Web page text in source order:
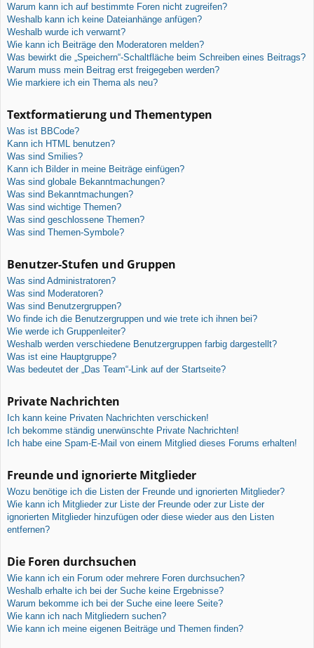
Warum kann ich auf bestimmte Foren nicht zugreifen?
Weshalb kann ich keine Dateianhänge anfügen?
Weshalb wurde ich verwarnt?
Wie kann ich Beiträge den Moderatoren melden?
Was bewirkt die „Speichern“-Schaltfläche beim Schreiben eines Beitrags?
Warum muss mein Beitrag erst freigegeben werden?
Wie markiere ich ein Thema als neu?
Textformatierung und Thementypen
Was ist BBCode?
Kann ich HTML benutzen?
Was sind Smilies?
Kann ich Bilder in meine Beiträge einfügen?
Was sind globale Bekanntmachungen?
Was sind Bekanntmachungen?
Was sind wichtige Themen?
Was sind geschlossene Themen?
Was sind Themen-Symbole?
Benutzer-Stufen und Gruppen
Was sind Administratoren?
Was sind Moderatoren?
Was sind Benutzergruppen?
Wo finde ich die Benutzergruppen und wie trete ich ihnen bei?
Wie werde ich Gruppenleiter?
Weshalb werden verschiedene Benutzergruppen farbig dargestellt?
Was ist eine Hauptgruppe?
Was bedeutet der „Das Team“-Link auf der Startseite?
Private Nachrichten
Ich kann keine Privaten Nachrichten verschicken!
Ich bekomme ständig unerwünschte Private Nachrichten!
Ich habe eine Spam-E-Mail von einem Mitglied dieses Forums erhalten!
Freunde und ignorierte Mitglieder
Wozu benötige ich die Listen der Freunde und ignorierten Mitglieder?
Wie kann ich Mitglieder zur Liste der Freunde oder zur Liste der
ignorierten Mitglieder hinzufügen oder diese wieder aus den Listen
entfernen?
Die Foren durchsuchen
Wie kann ich ein Forum oder mehrere Foren durchsuchen?
Weshalb erhalte ich bei der Suche keine Ergebnisse?
Warum bekomme ich bei der Suche eine leere Seite?
Wie kann ich nach Mitgliedern suchen?
Wie kann ich meine eigenen Beiträge und Themen finden?